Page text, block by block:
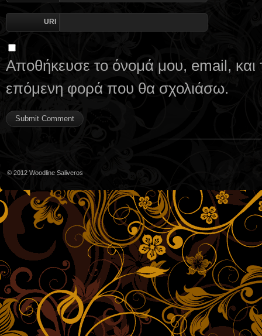
URI
Αποθήκευσε το όνομά μου, email, και
επόμενη φορά που θα σχολιάσω.
© 2012 Woodline Saliveros